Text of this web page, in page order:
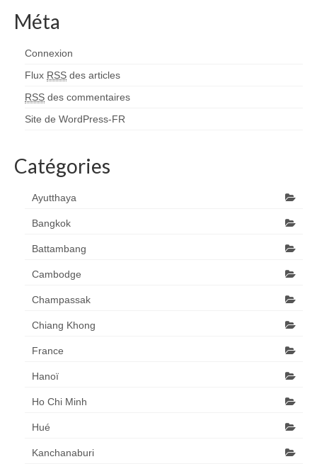
Méta
Connexion
Flux RSS des articles
RSS des commentaires
Site de WordPress-FR
Catégories
Ayutthaya
Bangkok
Battambang
Cambodge
Champassak
Chiang Khong
France
Hanoï
Ho Chi Minh
Hué
Kanchanaburi